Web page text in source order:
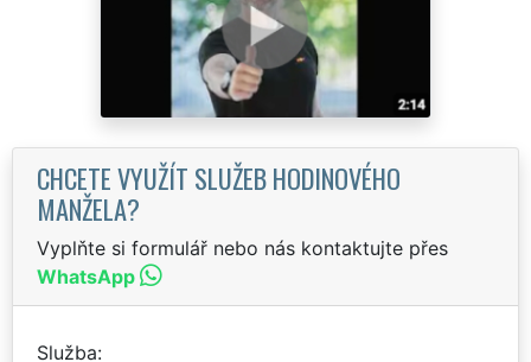
CHCETE VYUŽÍT SLUŽEB HODINOVÉHO
MANŽELA?
Vyplňte si formulář nebo nás kontaktujte přes
WhatsApp
Služba